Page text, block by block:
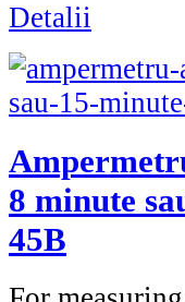
Detalii
8 minute
45B